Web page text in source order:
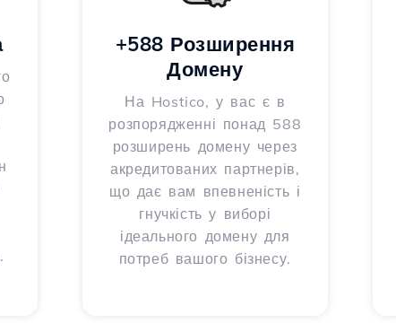
+588 Розширення
Домену
На Hostico, у вас є в
розпорядженні понад 588
розширень домену через
акредитованих партнерів,
що дає вам впевненість і
гнучкість у виборі
ідеального домену для
потреб вашого бізнесу.